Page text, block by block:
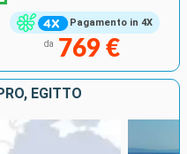
Pagamento in 4X
da 769 €
EGITTO